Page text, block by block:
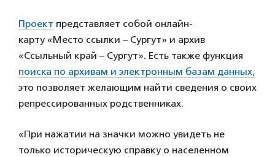
Проект представляет собой онлайн-
карту «Место ссылки – Сургут» и архив
«Ссыльный край – Сургут». Есть также функция
поиска по архивам и электронным базам данных,
это позволяет желающим найти сведения о своих
репрессированных родственниках.
«При нажатии на значки можно увидеть не
только историческую справку о населенном